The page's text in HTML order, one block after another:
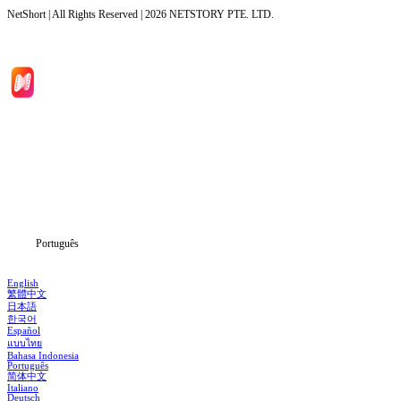
NetShort | All Rights Reserved | 2026 NETSTORY PTE. LTD.
Português
English
繁體中文
日本語
한국어
Español
แบบไทย
Bahasa Indonesia
Português
简体中文
Italiano
Deutsch